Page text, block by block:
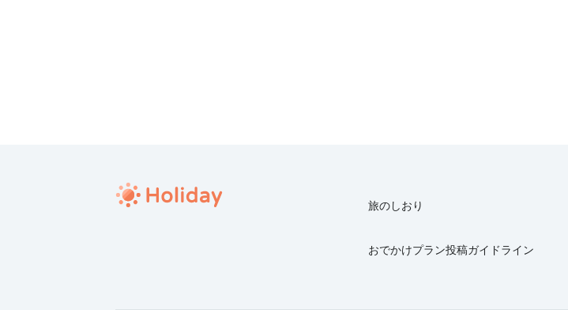
旅のしおり
おでかけプラン投稿ガイドライン